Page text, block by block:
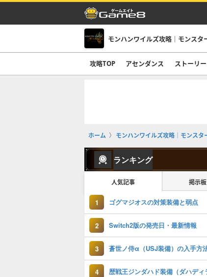
モンハンワイルズ攻略｜モンスタ
攻略TOP アセンダンス ストーリー
ホーム モンハンワイルズ攻略｜モンスタ
ランキング
人気記事 掲示板
1 ゴグマジオスの対策装備と弱点
2 Switch2版の発売日・最新情報
3
4